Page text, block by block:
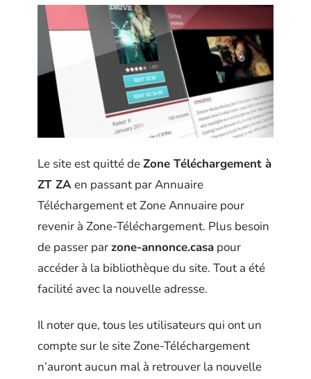
Le site est quitté deZone Téléchargement à
ZT ZAen passant par Annuaire
Téléchargement et Zone Annuaire pour
revenir à Zone-Téléchargement. Plus besoin
de passer parzone-annonce.casa pour
accéder à la bibliothèque du site. Tout a été
facilité avec la nouvelle adresse.
Il noter que, tous les utilisateurs qui ont un
compte sur le site Zone-Téléchargement
n’auront aucun mal à retrouver la nouvelle